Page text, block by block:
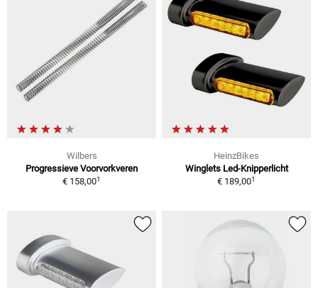
Wilbers
Progressieve Voorvorkveren
€ 158,001
HeinzBikes
Winglets Led-Knipperlicht
€ 189,001